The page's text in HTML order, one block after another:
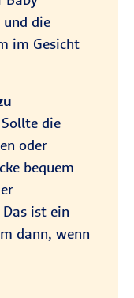
die
im Gesicht
Sollte die
oder
bequem
ist ein
dann, wenn